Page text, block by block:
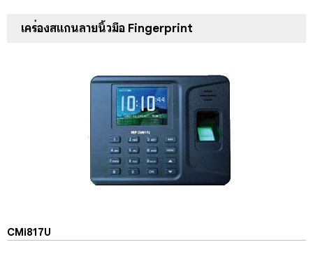
เครื่องสแกนลายนิ้วมือ Fingerprint
CMi817U